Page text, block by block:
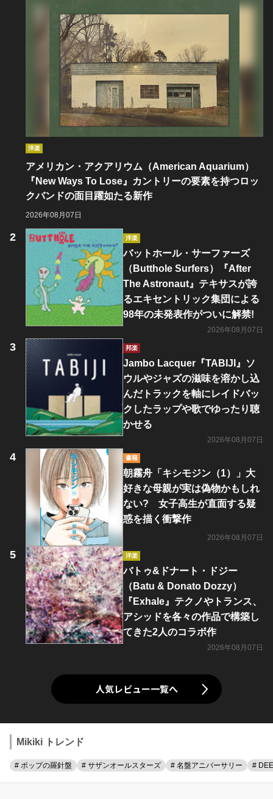
洋楽
アメリカン・アクアリウム（American Aquarium）
『New Ways To Lose』カントリーの要素を持つロッ
クバンドの面目躍如たる新作
2026年08月07日
洋楽
バットホール・サーファーズ
（Butthole Surfers）『After
The Astronaut』テキサスが誇
るエキセントリック集団による
98年の未発表作がついに解禁!
2026年08月07日
邦楽
Jambo Lacquer『TABIJI』ソ
ウルやジャズの滋味を溶かし込
んだトラックを軸にレイドバッ
クしたラップや歌でゆったり聴
かせる
2026年08月07日
書籍
朝霧舟「キシモジン（1）」大
好きな母親が実は偽物かもしれ
ない? 女子高生が直面する疑
惑を描く衝撃作
2026年08月07日
洋楽
バトゥ&ドナート・ドジー
（Batu & Donato Dozzy）
『Exhale』テクノやトランス、
アシッドを各々の作品で構築し
てきた2人のコラボ作
2026年08月07日
人気レビュー一覧へ
Mikiki トレンド
# ポップの羅針盤 # サザンオールスターズ # 名盤アニバーサリー #